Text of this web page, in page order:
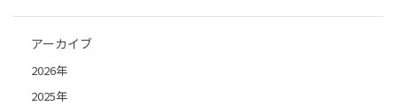
アーカイブ
2026年
2025年